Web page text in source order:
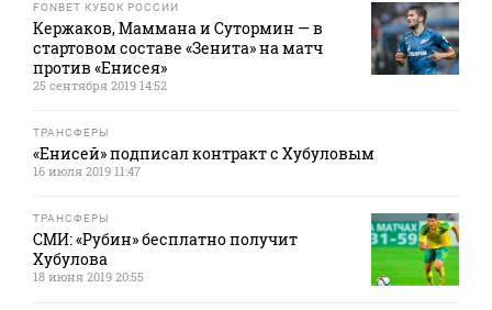
FONBET КУБОК РОССИИ
Кержаков, Маммана и Сутормин — в
стартовом составе «Зенита» на матч
против «Енисея»
25 сентября 2019 14:52
ТРАНСФЕРЫ
«Енисей» подписал контракт с Хубуловым
16 июля 2019 11:47
ТРАНСФЕРЫ
СМИ: «Рубин» бесплатно получит
Хубулова
18 июня 2019 20:55